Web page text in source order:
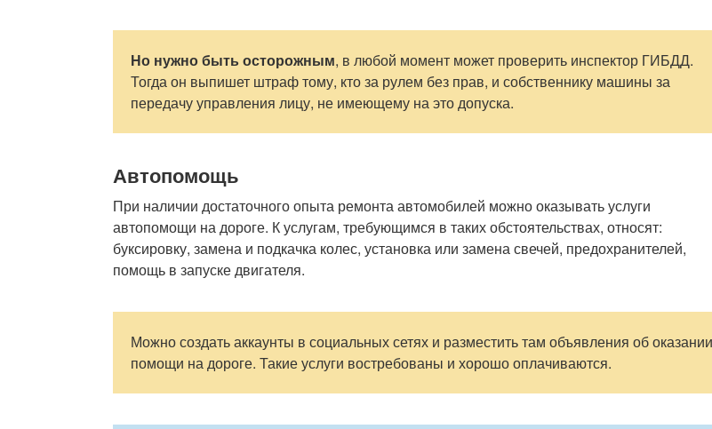
Но нужно быть осторожным, в любой момент может проверить инспектор ГИБДД.
Тогда он выпишет штраф тому, кто за рулем без прав, и собственнику машины за
передачу управления лицу, не имеющему на это допуска.
Автопомощь
При наличии достаточного опыта ремонта автомобилей можно оказывать услуги
автопомощи на дороге. К услугам, требующимся в таких обстоятельствах, относят:
буксировку, замена и подкачка колес, установка или замена свечей, предохранителей,
помощь в запуске двигателя.
Можно создать аккаунты в социальных сетях и разместить там объявления об оказании
помощи на дороге. Такие услуги востребованы и хорошо оплачиваются.